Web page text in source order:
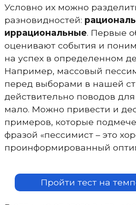
Условно их можно
разновидностей:
иррациональные. Первые
оценивают события и
на успех в определенном
Например, массовый
перед выборами в нашей
действительно поводов
мало. Можно привести и
примеров, которые
фразой «пессимист – это
проинформированный
Пройти тест на